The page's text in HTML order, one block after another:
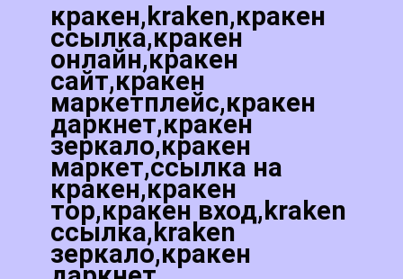
кракен,kraken,кракен
ссылка,кракен
онлайн,кракен
сайт,кракен
маркетплейс,кракен
даркнет,кракен
зеркало,кракен
маркет,ссылка на
кракен,кракен
тор,кракен вход,kraken
ссылка,kraken
зеркало,кракен